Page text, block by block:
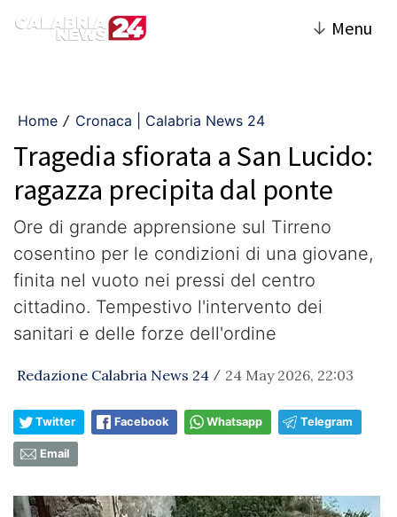
↓ Menu
Home / Cronaca | Calabria News 24
Tragedia sfiorata a San Lucido:
ragazza precipita dal ponte
​Ore di grande apprensione sul Tirreno
cosentino per le condizioni di una giovane,
finita nel vuoto nei pressi del centro
cittadino. Tempestivo l'intervento dei
sanitari e delle forze dell'ordine
Redazione Calabria News 24 / 24 May 2026, 22:03
Twitter Facebook Whatsapp Telegram
Email